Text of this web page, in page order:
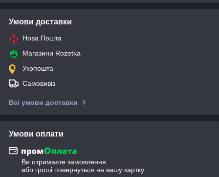
Умови доставки
Нова Пошта
Магазини Rozetka
Укрпошта
Самовивіз
Всі умови доставки
Умови оплати
Ви отримаєте замовлення
або гроші повернуться на вашу картку